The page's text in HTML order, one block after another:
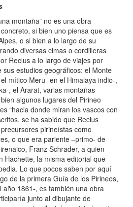
montaña” no es una obra
si bien uno piensa que es
o si bien a lo largo de su
diversas cimas o cordilleras
Reclus a lo largo de viajes por
sus estudios geográficos: el Monte
mítico Meru -en el Himalaya indio-,
, el Ararat, varias montañas
algunos lugares del Pirineo
“hacia donde miran los vascos con
se ha sabido que Reclus
pirineístas como
o que era pariente –primo- de
Franz Schrader, a quien
Hachette, la misma editorial que
Lo que pocos saben por aquí
de la primera Guía de los Pirineos,
año 1861-, es también una obra
junto al dibujante de